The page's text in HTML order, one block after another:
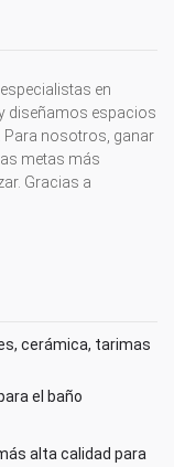
en
diseñamos espacios
Para nosotros, ganar
metas más
Gracias a
cerámica, tarimas
el baño
alta calidad para